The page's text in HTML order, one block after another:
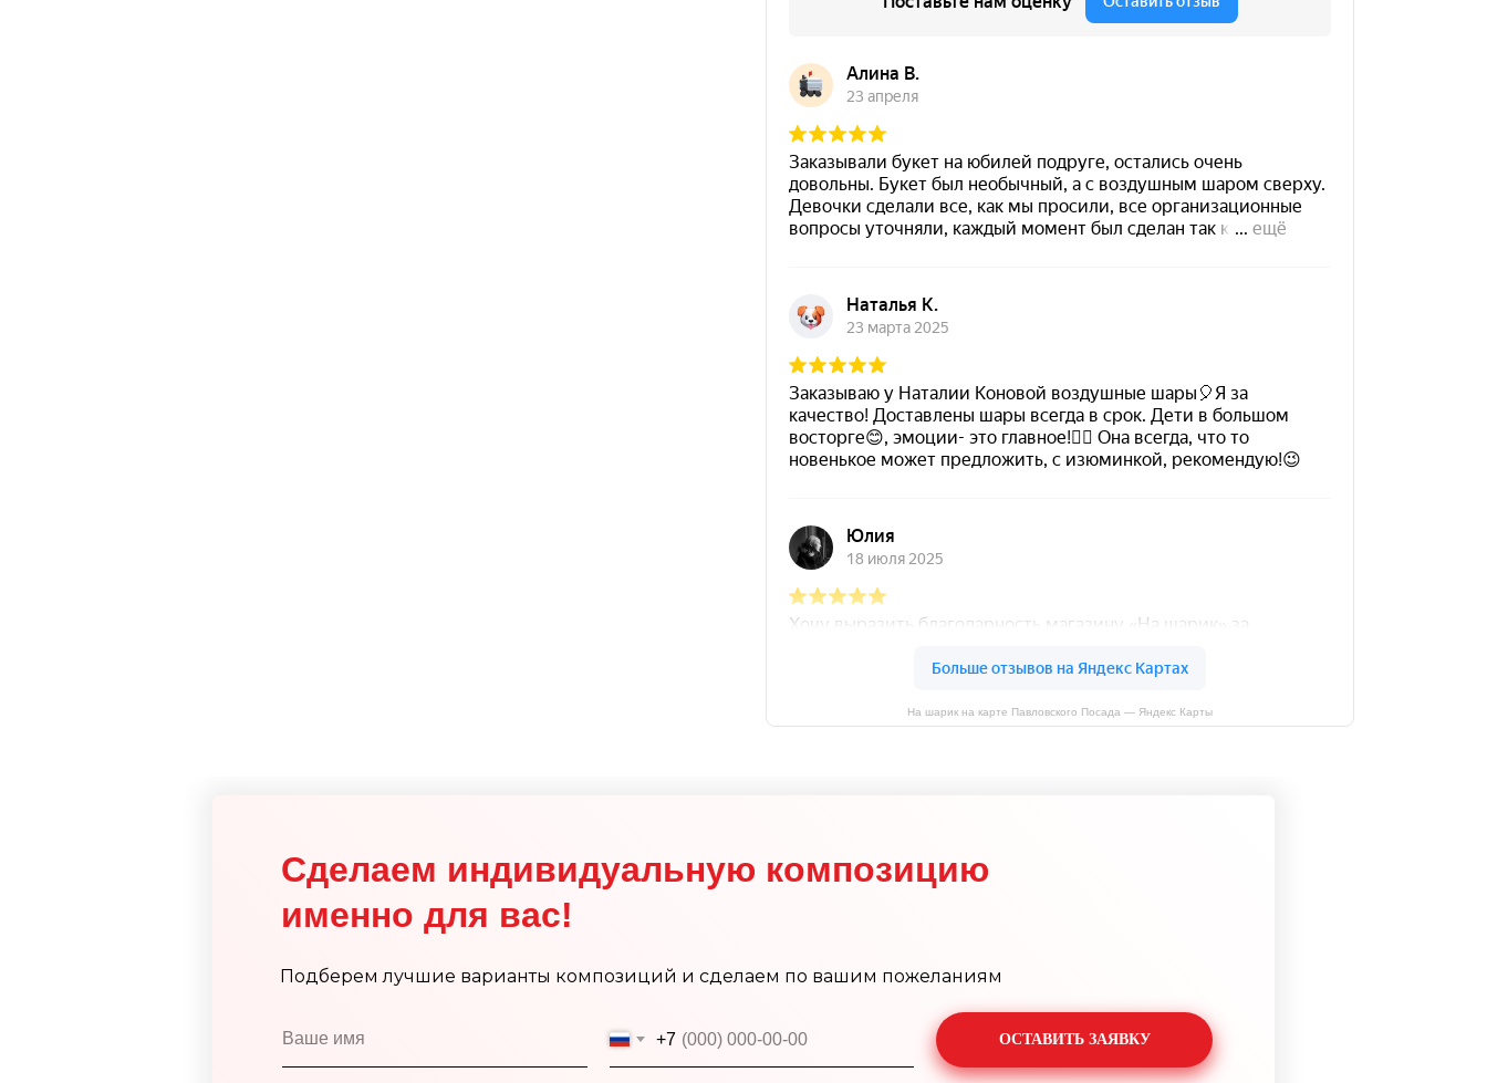
На шарик на карте Павловского Посада — Яндекс Карты
Сделаем индивидуальную композицию
именно для вас!
Подберем лучшие варианты композиций и сделаем по вашим пожеланиям
+7 ОСТАВИТЬ ЗАЯВКУ